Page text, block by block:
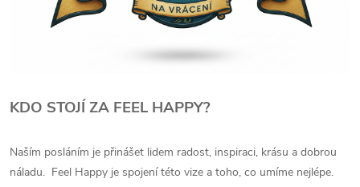
KDO STOJÍ ZA FEEL HAPPY?
Naším posláním je přinášet lidem radost, inspiraci, krásu a dobrou
náladu. Feel Happy je spojení této vize a toho, co umíme nejlépe.